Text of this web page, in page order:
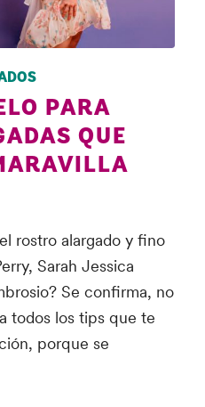
PARA
QUE
rostro alargado y fino
Sarah Jessica
Se confirma, no
todos los tips que te
porque se